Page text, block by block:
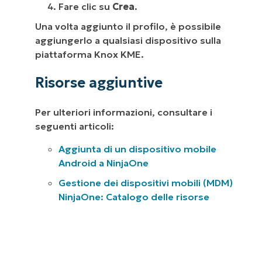
Fare clic su Crea.
Una volta aggiunto il profilo, è possibile
aggiungerlo a qualsiasi dispositivo sulla
piattaforma Knox KME.
Risorse aggiuntive
Per ulteriori informazioni, consultare i
seguenti articoli:
Aggiunta di un dispositivo mobile
Android a NinjaOne
Gestione dei dispositivi mobili (MDM)
NinjaOne: Catalogo delle risorse